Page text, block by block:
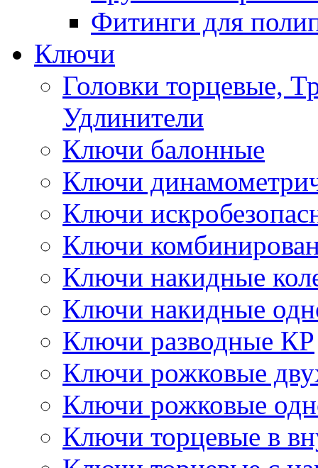
Фитинги для
Ключи
Головки торцевые,
Удлинители
Ключи балонные
Ключи
Ключи
Ключи
Ключи накидные
Ключи накидные
Ключи разводные КР
Ключи рожковые
Ключи рожковые
Ключи торцевые в